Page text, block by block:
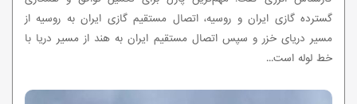
گسترده گازی ایران و روسیه، اتصال مستقیم گازی ایران به روسیه از
مسیر دریای خزر و سپس اتصال مستقیم ایران به هند از مسیر دریا با
خط لوله است...